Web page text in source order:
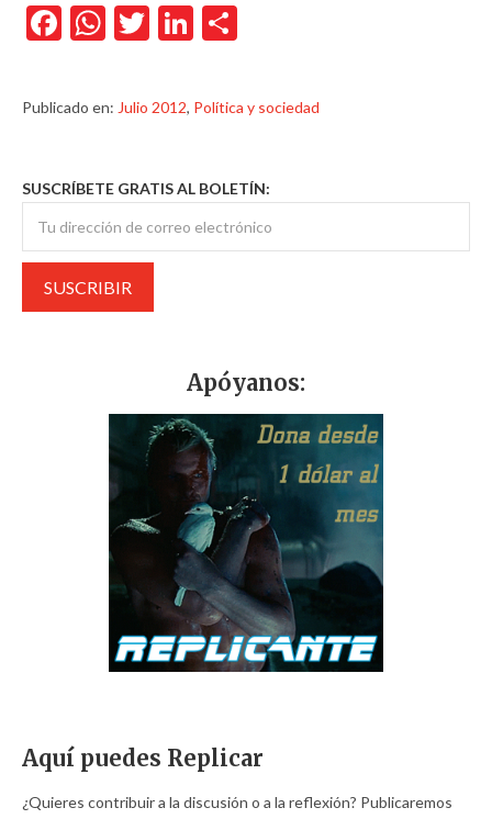
Facebook
WhatsApp
TwitterLinkedIn
Publicado en: Julio 2012, Política y sociedad
SUSCRÍBETE GRATIS AL BOLETÍN:
Apóyanos:
Aquí puedes Replicar
¿Quieres contribuir a la discusión o a la reflexión? Publicaremos